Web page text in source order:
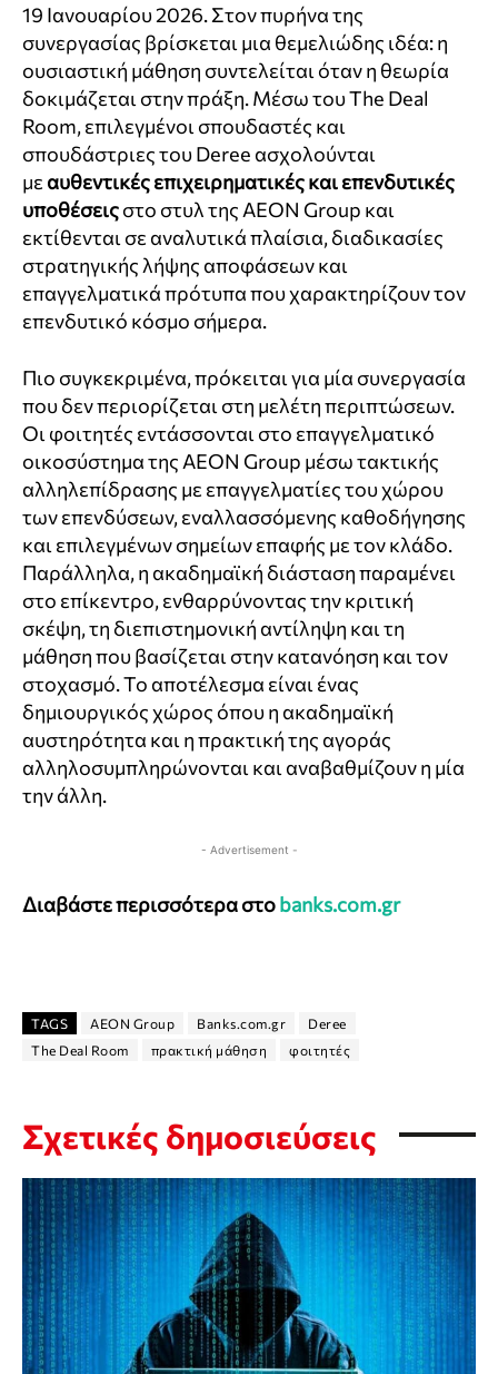
19 Ιανουαρίου 2026. Στον πυρήνα της
συνεργασίας βρίσκεται μια θεμελιώδης ιδέα: η
ουσιαστική μάθηση συντελείται όταν η θεωρία
δοκιμάζεται στην πράξη. Μέσω του The Deal
Room, επιλεγμένοι σπουδαστές και
σπουδάστριες του Deree ασχολούνται
με αυθεντικές επιχειρηματικές και επενδυτικές
υποθέσειςστο στυλ της AEON Group και
εκτίθενται σε αναλυτικά πλαίσια, διαδικασίες
στρατηγικής λήψης αποφάσεων και
επαγγελματικά πρότυπα που χαρακτηρίζουν τον
επενδυτικό κόσμο σήμερα.
Πιο συγκεκριμένα, πρόκειται για μία συνεργασία
που δεν περιορίζεται στη μελέτη περιπτώσεων.
Οι φοιτητές εντάσσονται στο επαγγελματικό
οικοσύστημα της AEON Group μέσω τακτικής
αλληλεπίδρασης με επαγγελματίες του χώρου
των επενδύσεων, εναλλασσόμενης καθοδήγησης
και επιλεγμένων σημείων επαφής με τον κλάδο.
Παράλληλα, η ακαδημαϊκή διάσταση παραμένει
στο επίκεντρο, ενθαρρύνοντας την κριτική
σκέψη, τη διεπιστημονική αντίληψη και τη
μάθηση που βασίζεται στην κατανόηση και τον
στοχασμό. Το αποτέλεσμα είναι ένας
δημιουργικός χώρος όπου η ακαδημαϊκή
αυστηρότητα και η πρακτική της αγοράς
αλληλοσυμπληρώνονται και αναβαθμίζουν η μία
την άλλη.
- Advertisement -
Διαβάστε περισσότερα στοbanks.com.gr
TAGS AEON Group Banks.com.gr
Deree
The Deal Room
πρακτική μάθηση φοιτητές
Σχετικές δημοσιεύσεις